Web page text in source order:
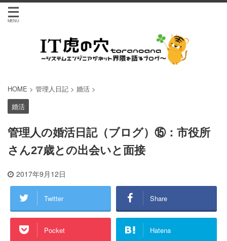
HOME > 管理人日記 > 婚活 >
婚活
管理人の婚活日記（ブログ）⑮：市役所
さん27歳との出会いと面接
2017年9月12日
Twitter Share
Pocket Hatena